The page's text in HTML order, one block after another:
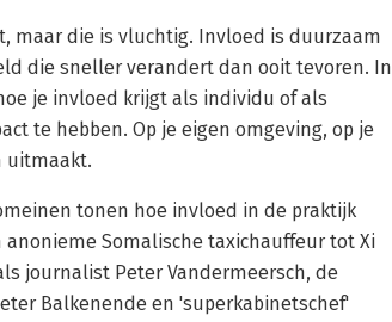
maar die is vluchtig. Invloed is duurzaam
die sneller verandert dan ooit tevoren. In
je invloed krijgt als individu of als
te hebben. Op je eigen omgeving, op je
uitmaakt.
tonen hoe invloed in de praktijk
anonieme Somalische taxichauffeur tot Xi
journalist Peter Vandermeersch, de
Balkenende en 'superkabinetschef'